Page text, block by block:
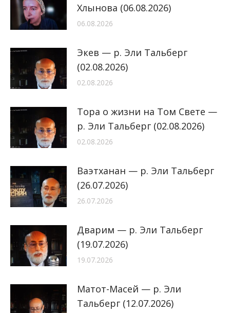
Хлынова (06.08.2026)
06.08.2026
Экев — р. Эли Тальберг
(02.08.2026)
02.08.2026
Тора о жизни на Том Свете —
р. Эли Тальберг (02.08.2026)
02.08.2026
Ваэтханан — р. Эли Тальберг
(26.07.2026)
26.07.2026
Дварим — р. Эли Тальберг
(19.07.2026)
19.07.2026
Матот-Масей — р. Эли
Тальберг (12.07.2026)